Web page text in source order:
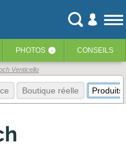
PHOTOS ‹ CONSEILS
Venticello
Boutique réelle Produits